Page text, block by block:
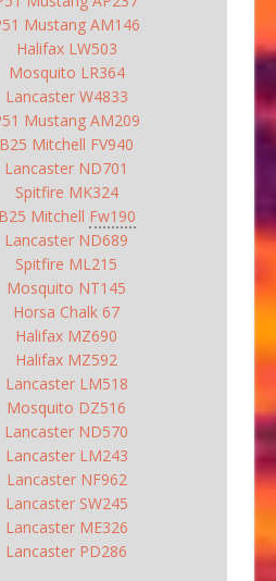
Mustang AM146
Halifax LW503
Mosquito LR364
Lancaster W4833
Mustang AM209
B25 Mitchell FV940
Lancaster ND701
Spitfire MK324
B25 Mitchell Fw190
Lancaster ND689
Spitfire ML215
Mosquito NT145
Horsa Chalk 67
Halifax MZ690
Halifax MZ592
Lancaster LM518
Mosquito DZ516
Lancaster ND570
Lancaster LM243
Lancaster NF962
Lancaster SW245
Lancaster ME326
Lancaster PD286